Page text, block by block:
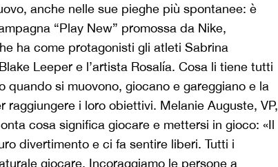
anche nelle sue pieghe più spontanee: è
“Play New” promossa da Nike,
ha come protagonisti gli atleti Sabrina
Leeper e l’artista Rosalía. Cosa li tiene tutti
quando si muovono, giocano e gareggiano e la
raggiungere i loro obiettivi. Melanie Auguste, VP,
cosa significa giocare e mettersi in gioco: «Il
divertimento e ci fa sentire liberi. Tutti i
giocare. Incoraggiamo le persone a